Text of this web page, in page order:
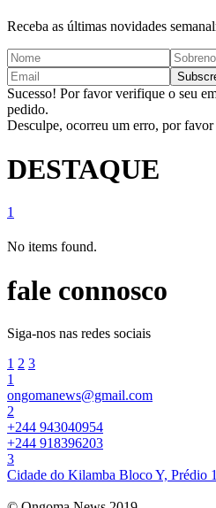
Receba as últimas novidades
Sucesso! Por favor verifique o seu
pedido.
Desculpe, ocorreu um erro, por favor
DESTAQUE
1
No items found.
fale connosco
Siga-nos nas redes sociais
1 2 3
1
ongomanews@gmail.com
2
+244 943040954
+244 918396203
3
Cidade do Kilamba Bloco Y, Prédio